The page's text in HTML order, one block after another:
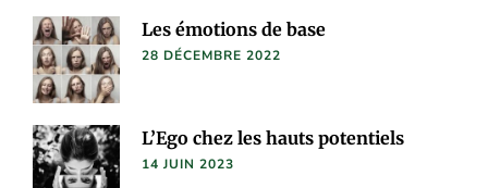
Les émotions de base
28 DÉCEMBRE 2022
L’Ego chez les hauts potentiels
14 JUIN 2023